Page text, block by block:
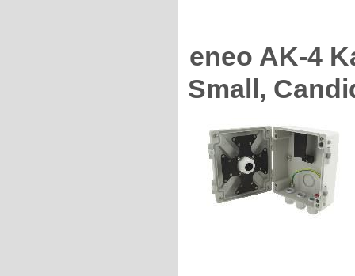
eneo AK-4
Small,